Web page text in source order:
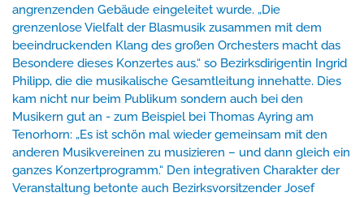
angrenzenden Gebäude eingeleitet wurde. „Die
grenzenlose Vielfalt der Blasmusik zusammen mit dem
beeindruckenden Klang des großen Orchesters macht das
Besondere dieses Konzertes aus.“ so Bezirksdirigentin Ingrid
Philipp, die die musikalische Gesamtleitung innehatte. Dies
kam nicht nur beim Publikum sondern auch bei den
Musikern gut an - zum Beispiel bei Thomas Ayring am
Tenorhorn: „Es ist schön mal wieder gemeinsam mit den
anderen Musikvereinen zu musizieren – und dann gleich ein
ganzes Konzertprogramm.“ Den integrativen Charakter der
Veranstaltung betonte auch Bezirksvorsitzender Josef